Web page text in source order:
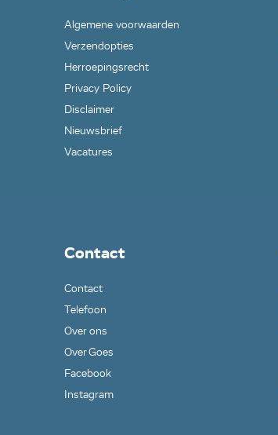
Algemene voorwaarden
Verzendopties
Herroepingsrecht
Privacy Policy
Disclaimer
Nieuwsbrief
Vacatures
Contact
Contact
Telefoon
Over ons
Over Goes
Facebook
Instagram